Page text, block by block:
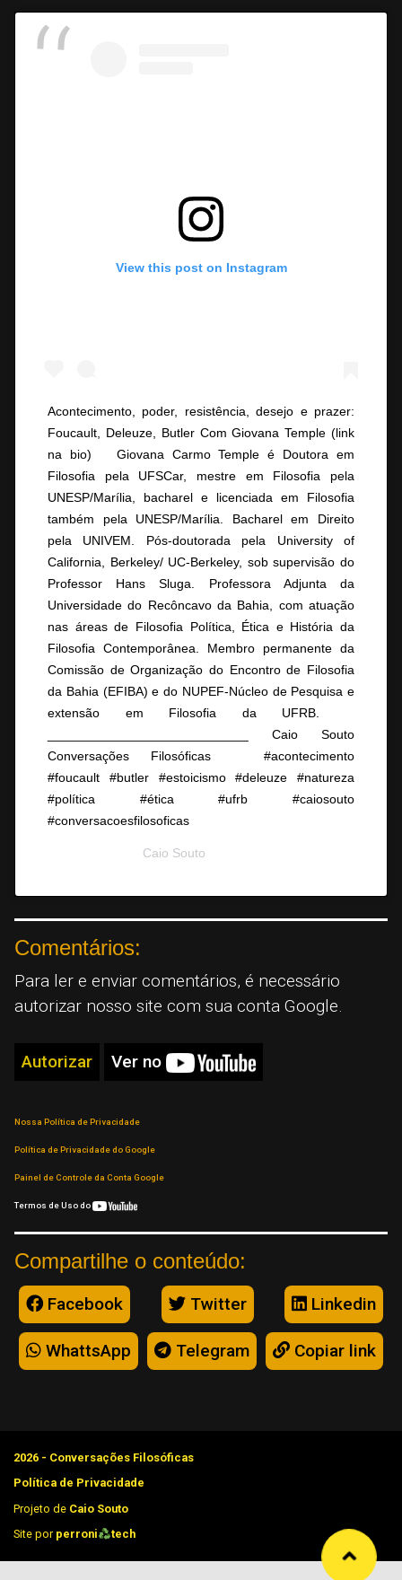
View this post on Instagram
Acontecimento, poder, resistência, desejo e prazer:
Foucault, Deleuze, Butler Com Giovana Temple (link
na bio) ⠀ Giovana Carmo Temple é Doutora em
Filosofia pela UFSCar, mestre em Filosofia pela
UNESP/Marília, bacharel e licenciada em Filosofia
também pela UNESP/Marília. Bacharel em Direito
pela UNIVEM. Pós-doutorada pela University of
California, Berkeley/ UC-Berkeley, sob supervisão do
Professor Hans Sluga. Professora Adjunta da
Universidade do Recôncavo da Bahia, com atuação
nas áreas de Filosofia Política, Ética e História da
Filosofia Contemporânea. Membro permanente da
Comissão de Organização do Encontro de Filosofia
da Bahia (EFIBA) e do NUPEF-Núcleo de Pesquisa e
extensão em Filosofia da UFRB. ⠀
____________________________ Caio Souto
Conversações Filosóficas ⠀ #acontecimento
#foucault #butler #estoicismo #deleuze #natureza
#política #ética #ufrb #caiosouto
#conversacoesfilosoficas
Caio Souto
Comentários:
Para ler e enviar comentários, é necessário
autorizar nosso site com sua conta Google.
Autorizar Ver no
Nossa Política de Privacidade
Política de Privacidade do Google
Painel de Controle da Conta Google
Termos de Uso do
Compartilhe o conteúdo:
Facebook Twitter Linkedin
WhattsApp Telegram Copiar link
2026 - Conversações Filosóficas
Política de Privacidade
Projeto de Caio Souto
Site por perroni tech